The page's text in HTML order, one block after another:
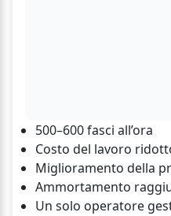
500–600 fasci all’ora
Costo del lavoro
Miglioramento della
Ammortamento
Un solo operatore